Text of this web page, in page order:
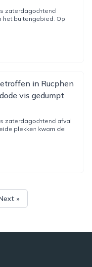
zaterdagochtend
het buitengebied. Op
in Rucphen
vis gedumpt
zaterdagochtend afval
plekken kwam de
»